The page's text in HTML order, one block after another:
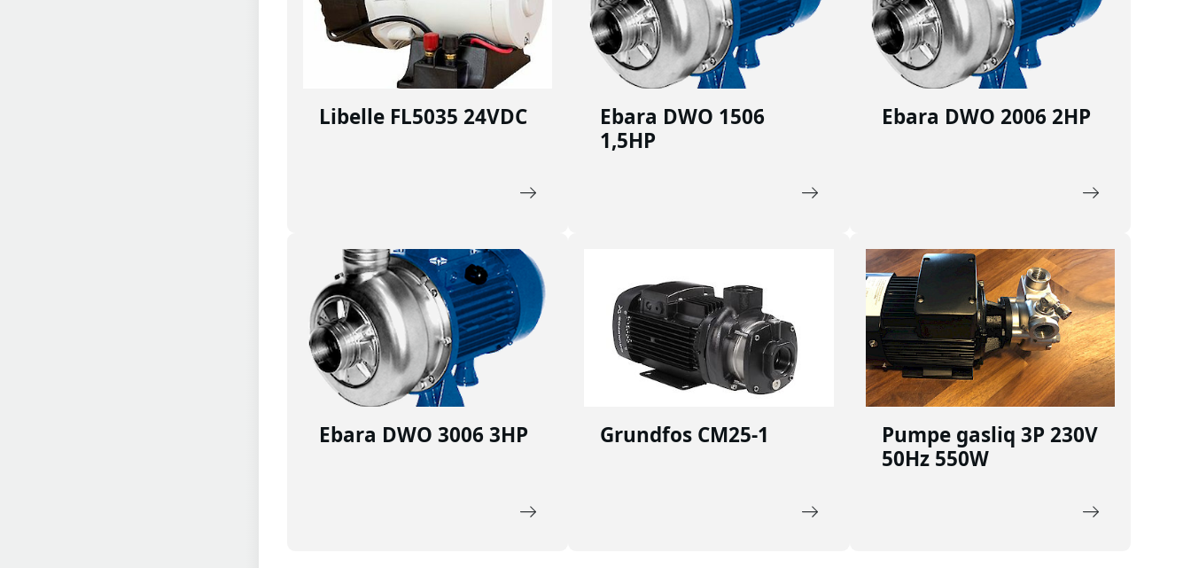
Libelle FL5035 24VDC
Ebara DWO 1506
1,5HP
Ebara DWO 2006 2HP
Ebara DWO 3006 3HP Grundfos CM25-1
Pumpe gasliq 3P 230V
50Hz 550W